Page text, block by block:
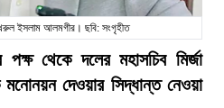
ইসলাম আলমগীর। ছবি: সংগৃহীত
পক্ষ থেকে দলের মহাসচিব মির্জা
দেওয়ার সিদ্ধান্ত নেওয়া